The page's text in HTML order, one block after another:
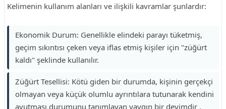
Kelimenin kullanım alanları ve ilişkili kavramlar şunlardır:
Ekonomik Durum: Genellikle elindeki parayı tüketmiş,
geçim sıkıntısı çeken veya iflas etmiş kişiler için "züğürt
kaldı" şeklinde kullanılır.
Züğürt Tesellisi: Kötü giden bir durumda, kişinin gerçekçi
olmayan veya küçük olumlu ayrıntılara tutunarak kendini
avutması durumunu tanımlayan yaygın bir deyimdir .